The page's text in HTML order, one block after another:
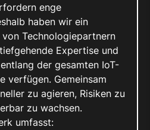
enge
haben wir ein
Technologiepartnern
Expertise und
der gesamten IoT-
verfügen. Gemeinsam
zu agieren, Risiken zu
zu wachsen.
umfasst: